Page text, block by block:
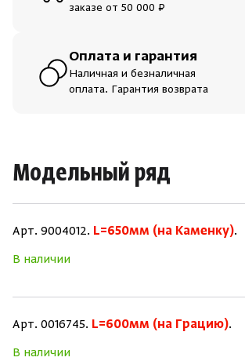
заказе от 50 000 ₽
Оплата и гарантия
Наличная и безналичная
оплата. Гарантия возврата
Модельный ряд
Арт. 9004012. L=650мм (на Каменку).
В наличии
Арт. 0016745. L=600мм (на Грацию).
В наличии